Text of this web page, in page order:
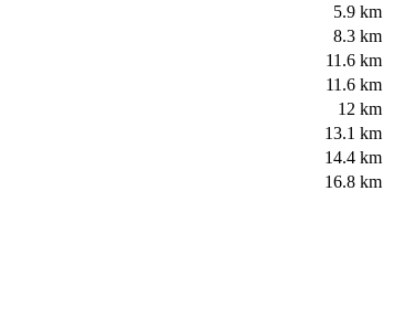
5.9 km
8.3 km
11.6 km
11.6 km
12 km
13.1 km
14.4 km
16.8 km